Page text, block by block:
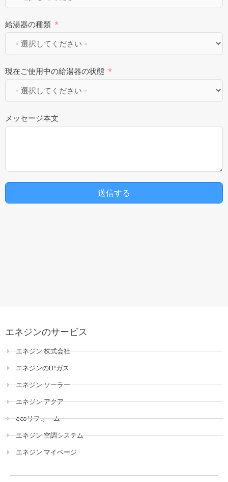
給湯器の種類
現在ご使用中の給湯器の状態
メッセージ本文
送信する
エネジンのサービス
エネジン 株式会社
エネジンのLPガス
エネジン ソーラー
エネジン アクア
ecoリフォーム
エネジン 空調システム
エネジン マイページ